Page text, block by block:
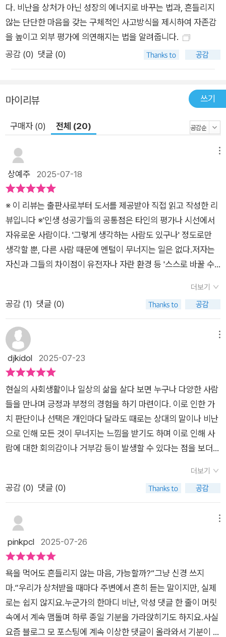
리고 무엇보다 비난을 성장의 에너지로 바꾸는 방법을 익혀야 한
다. 이 책은 단순히 위로를 건네는 것이 아니라, 구체적인 해결책
을 제시한다. 비난을 들었을 때 바로 떠올려야 할 다섯 가지, 절대
해서는 안 될 다섯 가지 행동, 험담을 에너지로 변환하는 법, 부정
적인 말에 지지 않는 사고법 등 실질적인 조언이 가득하다. 이 책
펼쳐보며 실전에서 활용하면 마음 근육을 기르는 데 실질적인 효
지 마.” 하지만 말처럼 쉽지 않다는 것을 우리는 너무나 잘 알고
당당하게 사는 법을 배우는 태도가 관건이다. 하루아침에 변할 수
는 없겠지만, 이 책이 안내하는 방법을 따라가다 보면 어느 순간,
남의 말에 흔들리지 않는 자신을 발견하게 될 것이다. 그리고 그
때 깨닫게 될 것이다. 내 인생의 주인공은 결국 나 자신이라는 사
실을. 남이 뭐라든 신경 쓰지 않는 3개월 프로젝트 타인의 평가에
흔들리지 않는 심리적 방탄 체계 완성 반박 따윈 필요 없다! 우리
는 종종 불쾌한 말을 들으면 되받아치고 싶은 충동을 느낀다. 하
지만 그 순간부터 상대방과의 ‘말싸움’이 시작되고, 어느새 이기
서 이겨야만 하는 걸까? 반박하지 않으면 정말 패배한 걸까? 이
책에서는 ‘욕을 먹었을 때 반박하지 않는 것이야말로 가장 현명한
대응’이라는 흥미로운 시각을 제시한다. 누군가에게 상처받는 말
을 들었을 때, 그 말에 휘둘려 감정을 소모하는 대신 ‘스루 스킬
(받아넘기는 능력)’을 익혀야 한다는 것이다. 이 책에 소개된 에
피소드다. 부처님이 한 남자로부터 심한 욕을 들었지만, 아무 말
도 하지 않았다. 화가 난 남자가 왜 아무 말도 하지 않느냐고 묻
자, 부처님은 오히려 되물었다. “만약 다른 사람에게 선물을 주려
는데 그 사람이 받지 않았다면, 그 선물은 누구의 것이겠소?” 남
자는 대답했다. “상대가 받지 않았으니, 준 사람의 것이겠죠.” 그
순간, 그는 깨달았다. 욕도 마찬가지다. 상대방이 퍼붓는 말에 반
응하지 않는다면, 그 말은 결국 상대의 것일 뿐이다. 이 책은 우리
는 다섯 가지 방법, 상대의 말에 흔들리지 않는 사고법 그리고 욕
자유롭고 단단한 자신을 발견할 수 있을 것이다. “싸움의 링에 오
르지 않으면 승리도 패배도 없다.” 당신도 이제 불필요한 감정 소
모에서 벗어나고 싶다면, 이 책을 펼쳐보라.
다. 비난을 상처가 아닌 성장의 에너지로 바꾸는 법과, 흔들리지
않는 단단한 마음을 갖는 구체적인 사고방식을 제시하여 자존감
을 높이고 외부 평가에 의연해지는 법을 알려줍니다.
공감 (0) 댓글 (0)
마이리뷰 쓰기
구매자 (0) 전체 (20)
상예주 2025-07-18
※ 이 리뷰는 출판사로부터 도서를 제공받아 직접 읽고 작성한 리
뷰입니다 ※​'인생 성공기'들의 공통점은 타인의 평가나 시선에서
자유로운 사람이다. '그렇게 생각하는 사람도 있구나' 정도로만
생각할 뿐, 다른 사람 때문에 멘털이 무너지는 일은 없다.저자는
자신과 그들의 차이점이 유전자나 자란 환경 등 '스스로 바꿀 수
바꿀 수 있는 것'에 있다는 사실을 알아낸다.그 후 그녀는 그저 사
고방식과 받아들이기를 바꿨을 뿐인데 놀랍게 변한 자신을 만나
게 된다.​이 책에서는 자기도 모르게 몸에 배어 버린 왜곡된 사고
방식과 받아들이기를 인지하고, 대처하는 방법을 알려준다.저자
는 역대급 부정적 사고를 하던 자신이 변했던 것처럼 3개월만 지
나면 자신의 변화를 알아차리게 될 것이라 말한다. 그리고 반년
숙해지지 않고, 들을 때마다 매번 기분 나빠지는 말이 있다.바로
'살쪘네'라는 말이다. 이 말을 들으면 콤플렉스를 느끼게 되고 자
존감이 떨어진다.상대방의 말을 신경 쓰지 않는 방법은 '받아들이
기'라고 한다.사람마다 어떤 사실에 대해 갖는 감정이 다르다.'너
무 짜증 난다'는 감정은 그 사람이 느끼는 주관일 뿐이며, 사실에
갖다 붙인 덤인데, 여기서 이 덤만 바꾸면 놀라울 정도로 인상이
확 달라진다는 것이다.'살쪘네' 뒤에 붙을 수 있는 말은 무수히 많
다. 그러니 그 사람밖에 모르는 정답에 대해 생각해 봤자 시간 낭
비일 뿐이라는 논리이다.상대가 어떤 의도로 그런 말을 했는지 보
다 어떤 감정을 갖다 붙일지가 더 중요하다. 그리고 그 덤은 스스
로 정할 수 있다는 것이 핵심이다.​나에게는 딸 두 명이 있다. 자매
는 나이 차이가 많이 남에도 매일 티격태격한다. 동생이 언니의
말에 자주 상처받는다. 엄마인 내가 개입을 해서 중재하려고 해도
언니인 큰 딸은 전혀 상처 줄 의도가 아니었기에 사과하기 싫다고
하고, 동생인 작은 딸은 상처를 받았기 때문에 사과를 요구하는
상황이 자주 벌어진다.그럴 때마다 작은 딸이 조금만 언니의 말을
더보기
공감 (1) 댓글 (0)
djkidol 2025-07-23
현실의 사회생활이나 일상의 삶을 살다 보면 누구나 다양한 사람
들을 만나며 긍정과 부정의 경험을 하기 마련이다. 이로 인한 가
치 판단이나 선택은 개인마다 달라도 때로는 상대의 말이나 비난
으로 인해 모든 것이 무너지는 느낌을 받기도 하며 이로 인해 사
람에 대한 회의감이나 거부감 등이 발생할 수 있다는 점을 보더라
하는지, 이 책은 그 의미에 대해 현실적으로 조언하고 있어서 도
움 되는 부분이 많은 가이드북이다.​<욕을 먹어도 신경 쓰지 않는
조언서로 볼 수 있고 더 뻔뻔해야 잘 사는 것인가 라는 생각으로
이 욕을 하든 말든, 신경 쓰지 않고 자신만을 위해 살아가는 분들
란한 마음이 드는 것은 어쩌면 매우 자연스러운 과정일 것이다.
이 책도 이런 논조를 통해 인간관계 및 심리학 분야에 대해 조언
하고 있으며 개인 단위에서도 누구나 충분히 배우며 활용 가능한
형태의 방식이나 가이드라인이 주를 이루고 있어서 도움 되는 부
더보기
공감 (0) 댓글 (0)
pinkpcl 2025-07-26
욕을 먹어도 흔들리지 않는 마음, 가능할까?​“그냥 신경 쓰지
마.”우리가 상처받을 때마다 주변에서 흔히 듣는 말이지만, 실제
로는 쉽지 않지요.누군가의 한마디 비난, 악성 댓글 한 줄이 머릿
속에서 계속 맴돌며 하루 종일 기분을 가라앉히기도 하지요.사실
요즘 블로그 모 포스팅에 계속 이상한 댓글이 올라와서 기분이 별